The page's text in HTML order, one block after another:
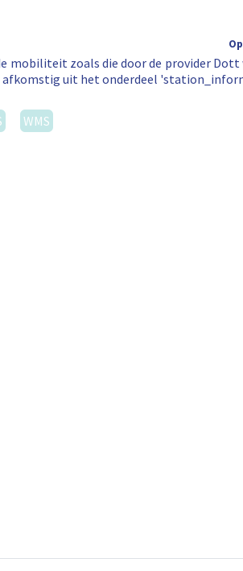
mobiliteit zoals die door de provider Dott
afkomstig uit het onderdeel
WMS